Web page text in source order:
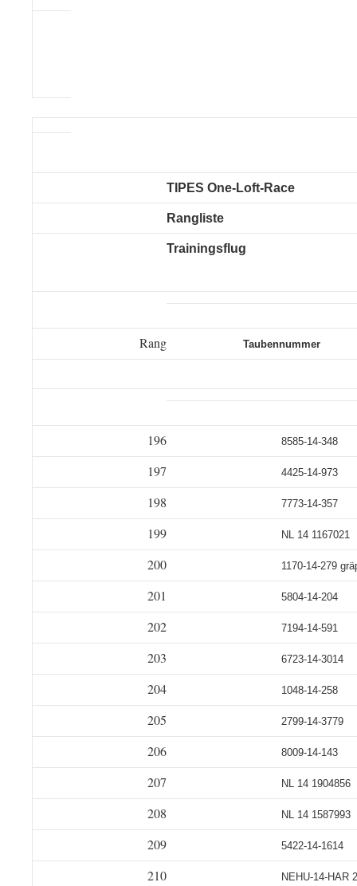
TIPES One-Loft-Race
Rangliste
Trainingsflug
Rang Taubennummer
196 8585-14-348
197 4425-14-973
198 7773-14-357
199 NL 14 1167021
200 1170-14-279
201 5804-14-204
202 7194-14-591
203 6723-14-3014
204 1048-14-258
205 2799-14-3779
206 8009-14-143
207 NL 14 1904856
208 NL 14 1587993
209 5422-14-1614
210 NEHU-14-HAR